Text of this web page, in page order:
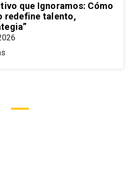
que Ignoramos: Cómo
redefine talento,